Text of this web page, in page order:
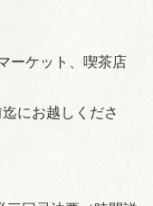
ーケット、喫茶店
にお越しくださ